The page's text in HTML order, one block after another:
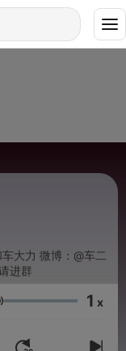
大力 微博：@车二
进群
Volumen 1 x